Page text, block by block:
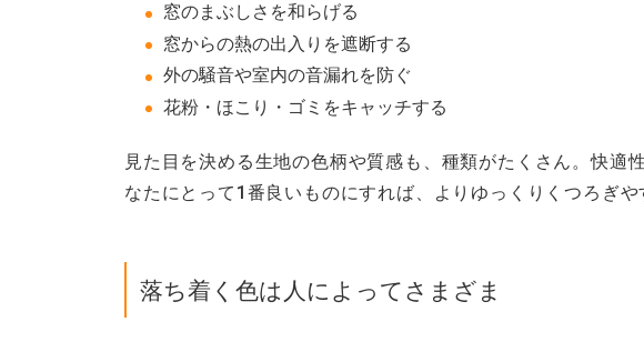
窓のまぶしさを和らげる
窓からの熱の出入りを遮断する
外の騒音や室内の音漏れを防ぐ
花粉・ほこり・ゴミをキャッチする
見た目を決める生地の色柄や質感も、種類がたくさん。快適
なたにとって1番良いものにすれば、よりゆっくりくつろぎや
落ち着く色は人によってさまざま